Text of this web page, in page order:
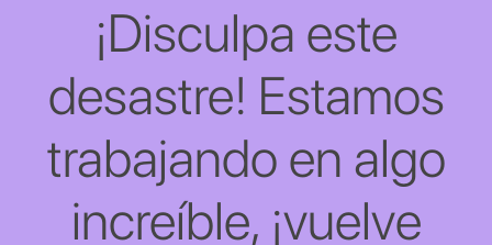
¡Disculpa este
desastre! Estamos
trabajando en algo
increíble, ¡vuelve